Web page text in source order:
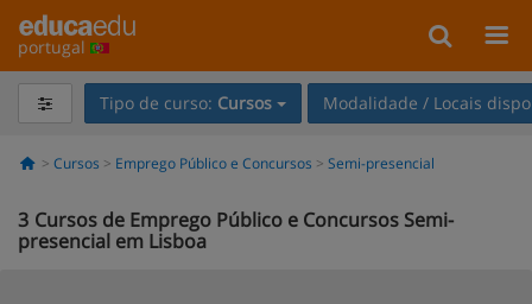
portugal
Tipo de curso: Cursos Modalidade / Locais
Cursos Emprego Público e Concursos Semi-presencial
3 Cursos de Emprego Público e Concursos Semi-
presencial em Lisboa